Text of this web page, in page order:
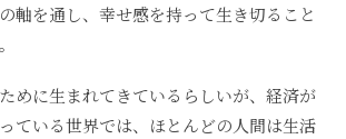
軸を通し、幸せ感を持って生き切ること
めに生まれてきているらしいが、経済が
ている世界では、ほとんどの人間は生活